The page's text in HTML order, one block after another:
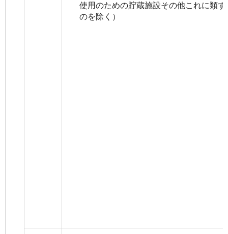
使用のための貯蔵施設その他これに類す
のを除く）